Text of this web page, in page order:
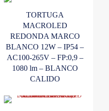
TORTUGA
MACROLED
REDONDA MARCO
BLANCO 12W – IP54 –
AC100-265V – FP:0,9 –
1080 lm – BLANCO
CALIDO